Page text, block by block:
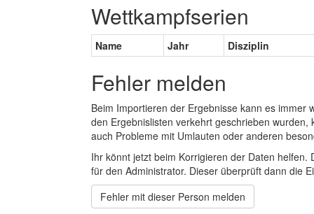
Wettkampfserien
Name Jahr Disziplin
Fehler melden
Beim Importieren der Ergebnisse kann es
den Ergebnislisten verkehrt geschrieben
auch Probleme mit Umlauten oder anderen
Ihr könnt jetzt beim Korrigieren der Daten
für den Administrator. Dieser überprüft dann die
Fehler mit dieser Person melden